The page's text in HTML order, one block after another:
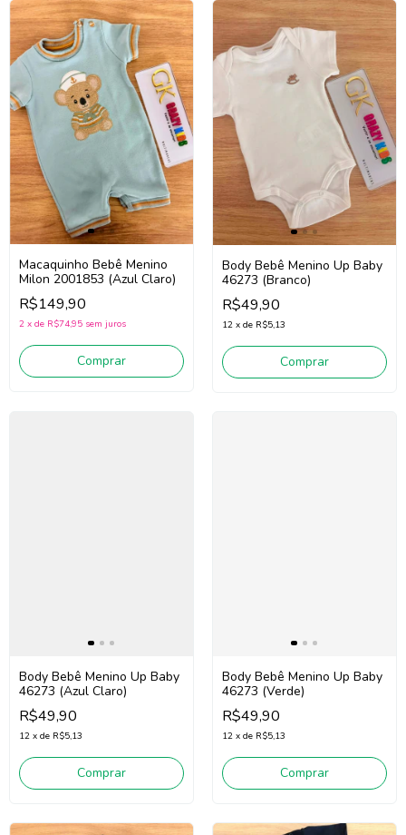
Macaquinho Bebê Menino
Milon 2001853 (Azul Claro)
R$149,90
2 x de R$74,95 sem juros
Comprar
Body Bebê Menino Up Baby
46273 (Branco)
R$49,90
12 x de R$5,13
Comprar
Body Bebê Menino Up Baby
46273 (Azul Claro)
R$49,90
12 x de R$5,13
Comprar
Body Bebê Menino Up Baby
46273 (Verde)
R$49,90
12 x de R$5,13
Comprar